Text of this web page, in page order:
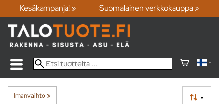
Kesäkampanja! » Suomalainen verkkokauppa »
Ilmanvaihto‪» ▼